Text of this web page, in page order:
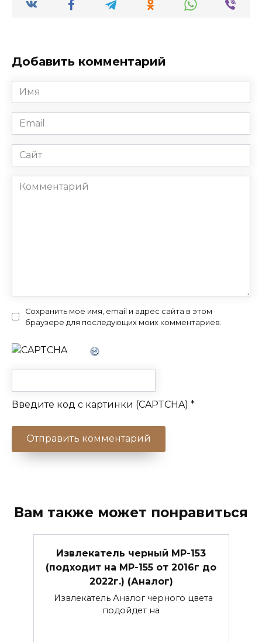
Добавить комментарий
Имя
*
Email
*
Сайт
Комментарий
Сохранить моё имя, email и адрес сайта в этом
браузере для последующих моих комментариев.
Введите код с картинки (CAPTCHA) *
Вам также может понравиться
Извлекатель черный МР-153
(подходит на МР-155 от 2016г до
2022г.) (Аналог)
Извлекатель Аналог черного цвета
подойдет на